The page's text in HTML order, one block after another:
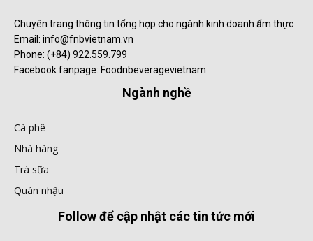
Chuyên trang thông tin tổng hợp cho ngành kinh doanh ẩm thực
Email: info@fnbvietnam.vn
Phone: (+84) 922.559.799
Facebook fanpage: Foodnbeveragevietnam
Ngành nghề
Cà phê
Nhà hàng
Trà sữa
Quán nhậu
Follow để cập nhật các tin tức mới